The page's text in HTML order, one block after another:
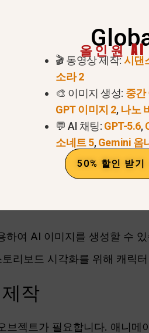
여 타임스탬프 형식의 스토
성을 유지할 수 있습니다.
들기
핵심입니다. 소라 2에서는
장면에 재사용하여 일관성을
는 남성 캐릭터와 여성 캐릭
이미지를 재사용했습니다.
하여 AI 이미지를 생성할 수
리보드 시각화를 위해 캐릭
작
브젝트가 필요합니다. 애니
올인원
🎬 동영상 제작:시댄
소라 2
🎨 이미지 생성: 중간
GPT 이미지 2, 나노
💬 AI 채팅: GPT-5.6,
소네트 5,Gemini 옴
50% 할인 받기